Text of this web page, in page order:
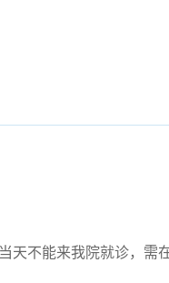
天不能来我院就诊，需